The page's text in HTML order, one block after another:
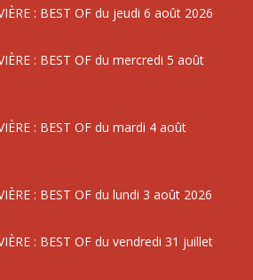
: BEST OF du jeudi 6 août 2026
: BEST OF du mercredi 5 août
: BEST OF du mardi 4 août
: BEST OF du lundi 3 août 2026
: BEST OF du vendredi 31 juillet